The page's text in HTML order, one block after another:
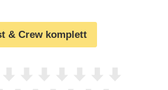
& Crew komplett